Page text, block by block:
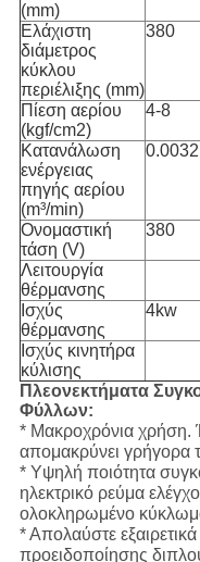
(mm)
Ελάχιστη
διάμετρος
κύκλου
περιέλιξης (mm)
380
Πίεση αερίου
(kgf/cm2)
4-8
Κατανάλωση
ενέργειας
πηγής αερίου
(m³/min)
0.0032
Ονομαστική
τάση (V)
380
Λειτουργία
θέρμανσης
Ισχύς
θέρμανσης
4kw
Ισχύς κινητήρα
κύλισης
Πλεονεκτήματα
Φύλλων:
* Μακροχρόνια χρήση.
απομακρύνει γρήγορα
* Υψηλή ποιότητα
ηλεκτρικό ρεύμα
ολοκληρωμένο
* Απολαύστε
προειδοποίησης